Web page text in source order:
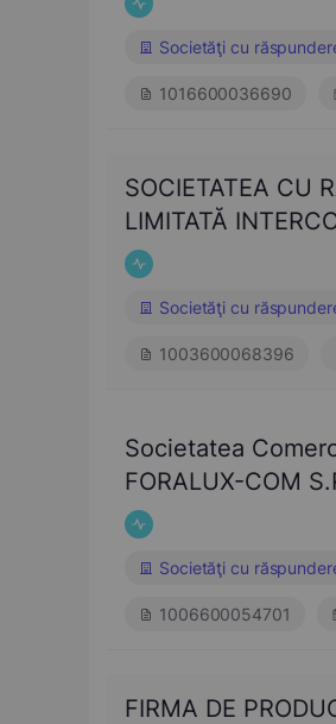
Societăţi cu
1016600036690
SOCIETATEA CU
LIMITATĂ
Societăţi cu
1003600068396
Societatea
FORALUX-COM
Societăţi cu
1006600054701
FIRMA DE